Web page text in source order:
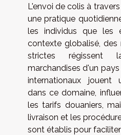
L'envoi de colis à
une pratique
les individus que les
contexte globalisé, des
strictes régissent
marchandises d'un
internationaux jouent
dans ce domaine,
les tarifs douaniers,
livraison et les
sont établis pour